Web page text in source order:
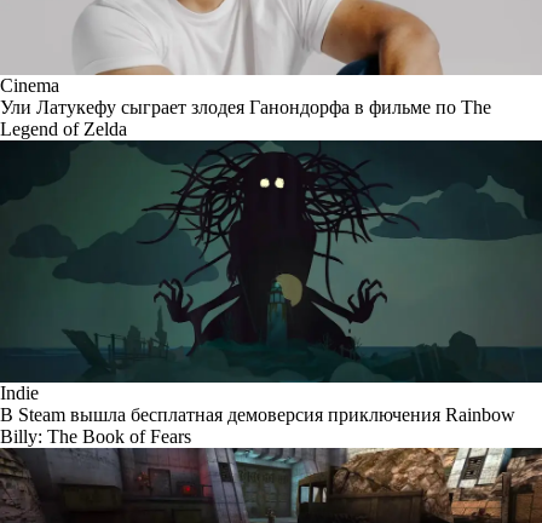
Cinema
Ули Латукефу сыграет злодея Ганондорфа в фильме по The
Legend of Zelda
Indie
В Steam вышла бесплатная демоверсия приключения Rainbow
Billy: The Book of Fears